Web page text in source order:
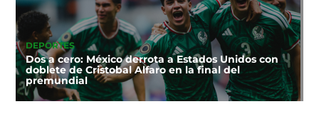
DEPORTES
Dos a cero: México derrota a Estados Unidos con
doblete de Cristobal Alfaro en la final del
premundial